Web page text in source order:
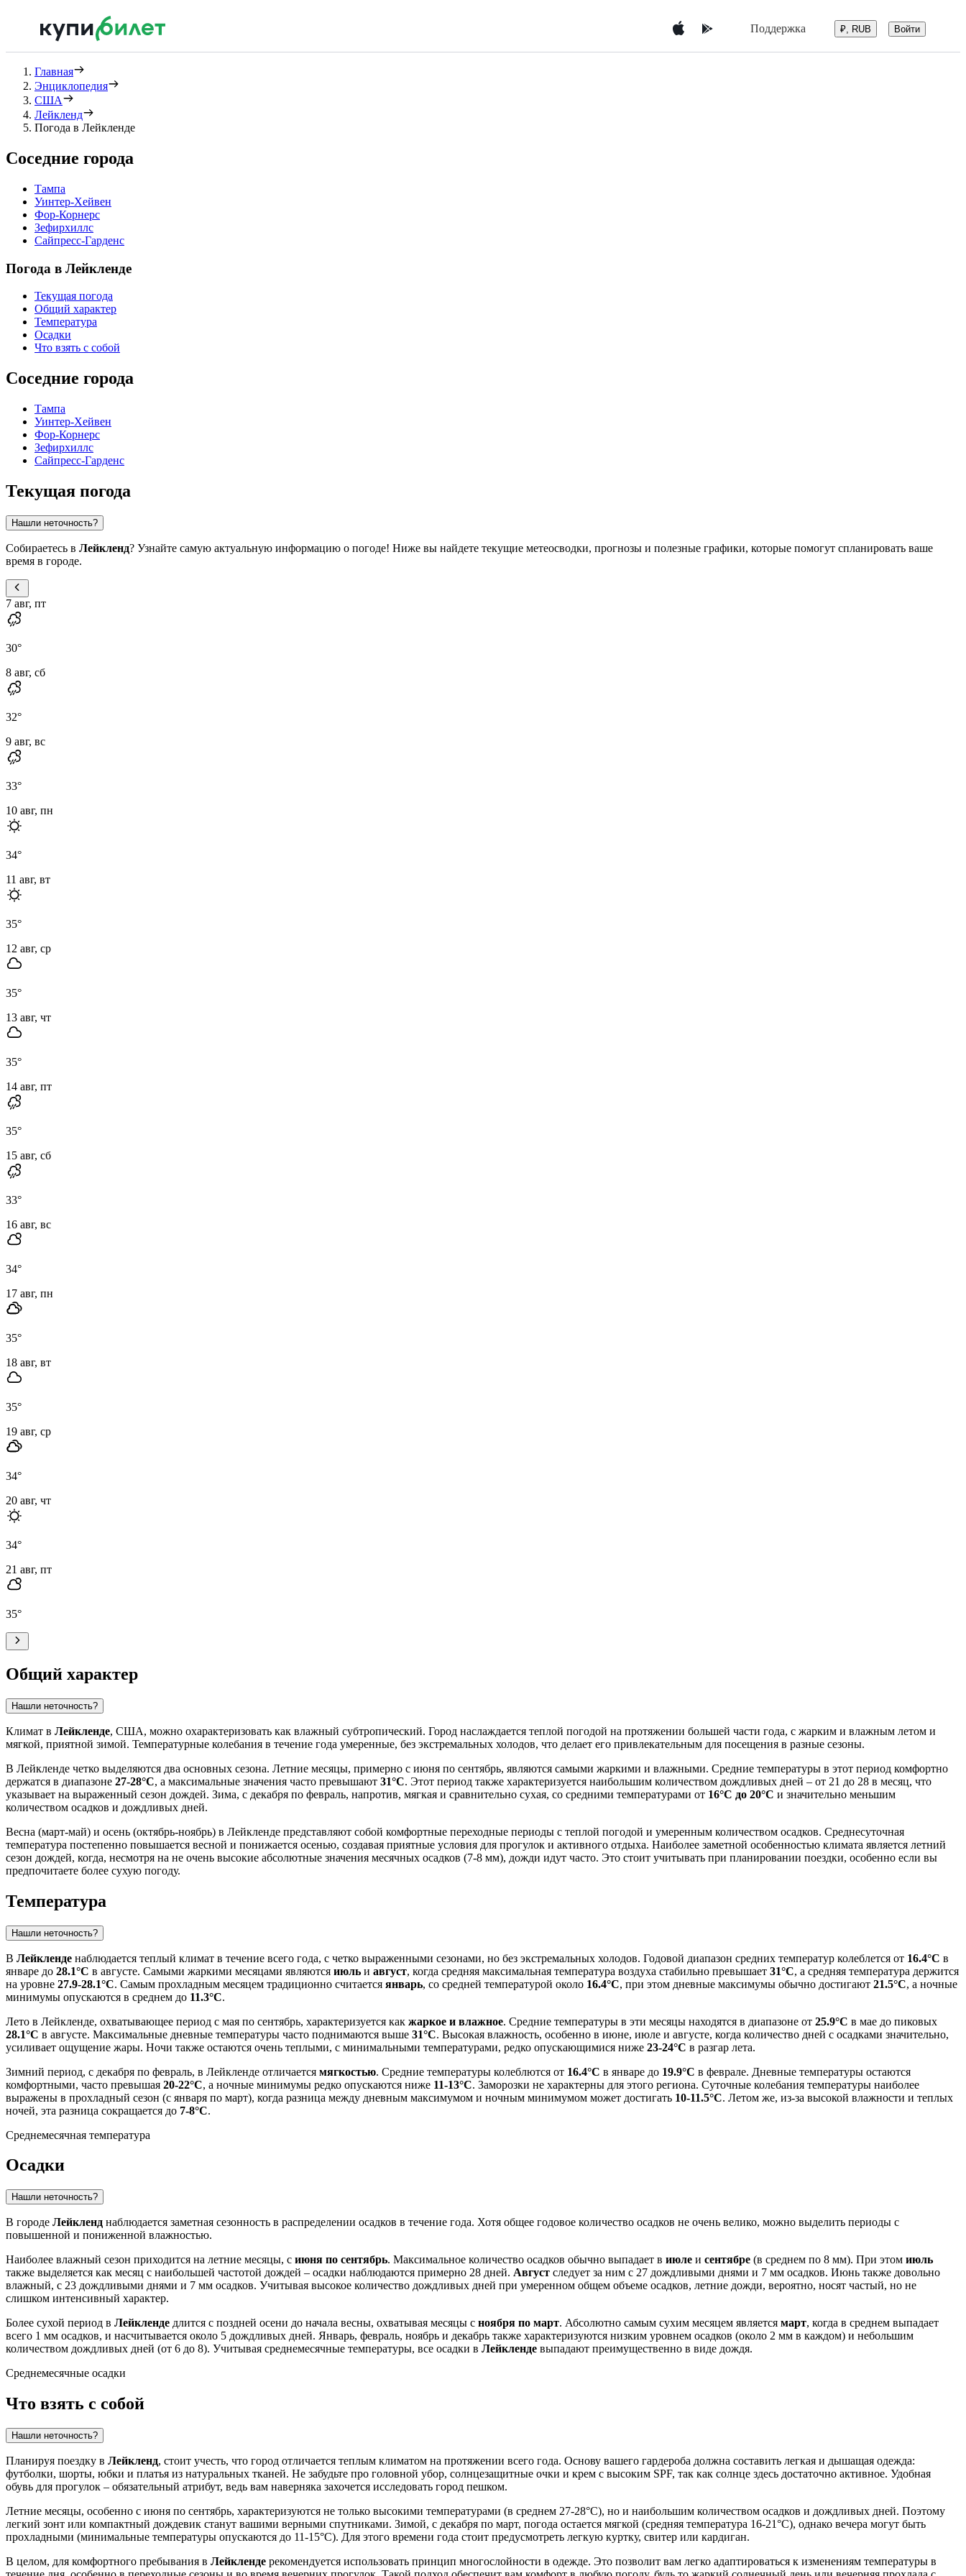
Поддержка ₽, RUB Войти
Главная
Энциклопедия
США
Лейкленд
Погода в Лейкленде
Соседние города
Тампа
Уинтер-Хейвен
Фор-Корнерс
Зефирхиллс
Сайпресс-Гарденс
Погода в Лейкленде
Текущая погода
Общий характер
Температура
Осадки
Что взять с собой
Соседние города
Тампа
Уинтер-Хейвен
Фор-Корнерс
Зефирхиллс
Сайпресс-Гарденс
Текущая погода
Нашли неточность?
Собираетесь в Лейкленд? Узнайте самую актуальную информацию о погоде! Ниже вы найдете текущие метеосводки, прогнозы и полезные графики, которые помогут спланировать ваше
время в городе.
7 авг, пт
30°
8 авг, сб
32°
9 авг, вс
33°
10 авг, пн
34°
11 авг, вт
35°
12 авг, ср
35°
13 авг, чт
35°
14 авг, пт
35°
15 авг, сб
33°
16 авг, вс
34°
17 авг, пн
35°
18 авг, вт
35°
19 авг, ср
34°
20 авг, чт
34°
21 авг, пт
35°
Общий характер
Нашли неточность?
Климат в Лейкленде, США, можно охарактеризовать как влажный субтропический. Город наслаждается теплой погодой на протяжении большей части года, с жарким и влажным летом и
мягкой, приятной зимой. Температурные колебания в течение года умеренные, без экстремальных холодов, что делает его привлекательным для посещения в разные сезоны.
В Лейкленде четко выделяются два основных сезона. Летние месяцы, примерно с июня по сентябрь, являются самыми жаркими и влажными. Средние температуры в этот период комфортно
держатся в диапазоне 27-28°C, а максимальные значения часто превышают 31°C. Этот период также характеризуется наибольшим количеством дождливых дней – от 21 до 28 в месяц, что
указывает на выраженный сезон дождей. Зима, с декабря по февраль, напротив, мягкая и сравнительно сухая, со средними температурами от 16°C до 20°C и значительно меньшим
количеством осадков и дождливых дней.
Весна (март-май) и осень (октябрь-ноябрь) в Лейкленде представляют собой комфортные переходные периоды с теплой погодой и умеренным количеством осадков. Среднесуточная
температура постепенно повышается весной и понижается осенью, создавая приятные условия для прогулок и активного отдыха. Наиболее заметной особенностью климата является летний
сезон дождей, когда, несмотря на не очень высокие абсолютные значения месячных осадков (7-8 мм), дожди идут часто. Это стоит учитывать при планировании поездки, особенно если вы
предпочитаете более сухую погоду.
Температура
Нашли неточность?
В Лейкленде наблюдается теплый климат в течение всего года, с четко выраженными сезонами, но без экстремальных холодов. Годовой диапазон средних температур колеблется от 16.4°C в
январе до 28.1°C в августе. Самыми жаркими месяцами являются июль и август, когда средняя максимальная температура воздуха стабильно превышает 31°C, а средняя температура держится
на уровне 27.9-28.1°C. Самым прохладным месяцем традиционно считается январь, со средней температурой около 16.4°C, при этом дневные максимумы обычно достигают 21.5°C, а ночные
минимумы опускаются в среднем до 11.3°C.
Лето в Лейкленде, охватывающее период с мая по сентябрь, характеризуется как жаркое и влажное. Средние температуры в эти месяцы находятся в диапазоне от 25.9°C в мае до пиковых
28.1°C в августе. Максимальные дневные температуры часто поднимаются выше 31°C. Высокая влажность, особенно в июне, июле и августе, когда количество дней с осадками значительно,
усиливает ощущение жары. Ночи также остаются очень теплыми, с минимальными температурами, редко опускающимися ниже 23-24°C в разгар лета.
Зимний период, с декабря по февраль, в Лейкленде отличается мягкостью. Средние температуры колеблются от 16.4°C в январе до 19.9°C в феврале. Дневные температуры остаются
комфортными, часто превышая 20-22°C, а ночные минимумы редко опускаются ниже 11-13°C. Заморозки не характерны для этого региона. Суточные колебания температуры наиболее
выражены в прохладный сезон (с января по март), когда разница между дневным максимумом и ночным минимумом может достигать 10-11.5°C. Летом же, из-за высокой влажности и теплых
ночей, эта разница сокращается до 7-8°C.
Среднемесячная температура
Осадки
Нашли неточность?
В городе Лейкленд наблюдается заметная сезонность в распределении осадков в течение года. Хотя общее годовое количество осадков не очень велико, можно выделить периоды с
повышенной и пониженной влажностью.
Наиболее влажный сезон приходится на летние месяцы, с июня по сентябрь. Максимальное количество осадков обычно выпадает в июле и сентябре (в среднем по 8 мм). При этом июль
также выделяется как месяц с наибольшей частотой дождей – осадки наблюдаются примерно 28 дней. Август следует за ним с 27 дождливыми днями и 7 мм осадков. Июнь также довольно
влажный, с 23 дождливыми днями и 7 мм осадков. Учитывая высокое количество дождливых дней при умеренном общем объеме осадков, летние дожди, вероятно, носят частый, но не
слишком интенсивный характер.
Более сухой период в Лейкленде длится с поздней осени до начала весны, охватывая месяцы с ноября по март. Абсолютно самым сухим месяцем является март, когда в среднем выпадает
всего 1 мм осадков, и насчитывается около 5 дождливых дней. Январь, февраль, ноябрь и декабрь также характеризуются низким уровнем осадков (около 2 мм в каждом) и небольшим
количеством дождливых дней (от 6 до 8). Учитывая среднемесячные температуры, все осадки в Лейкленде выпадают преимущественно в виде дождя.
Среднемесячные осадки
Что взять с собой
Нашли неточность?
Планируя поездку в Лейкленд, стоит учесть, что город отличается теплым климатом на протяжении всего года. Основу вашего гардероба должна составить легкая и дышащая одежда:
футболки, шорты, юбки и платья из натуральных тканей. Не забудьте про головной убор, солнцезащитные очки и крем с высоким SPF, так как солнце здесь достаточно активное. Удобная
обувь для прогулок – обязательный атрибут, ведь вам наверняка захочется исследовать город пешком.
Летние месяцы, особенно с июня по сентябрь, характеризуются не только высокими температурами (в среднем 27-28°C), но и наибольшим количеством осадков и дождливых дней. Поэтому
легкий зонт или компактный дождевик станут вашими верными спутниками. Зимой, с декабря по март, погода остается мягкой (средняя температура 16-21°C), однако вечера могут быть
прохладными (минимальные температуры опускаются до 11-15°C). Для этого времени года стоит предусмотреть легкую куртку, свитер или кардиган.
В целом, для комфортного пребывания в Лейкленде рекомендуется использовать принцип многослойности в одежде. Это позволит вам легко адаптироваться к изменениям температуры в